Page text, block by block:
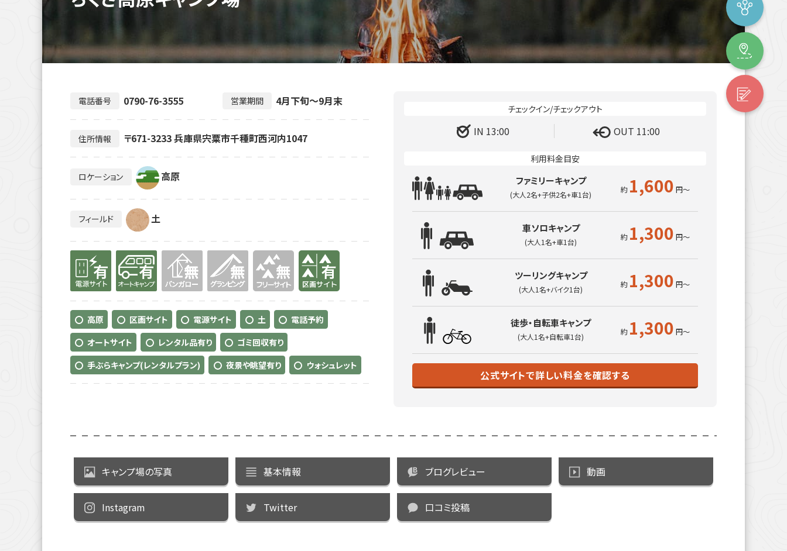
電話番号 0790-76-3555 営業期間 4月下旬～9月末
住所情報 〒671-3233 兵庫県宍粟市千種町西河内1047
ロケーション 高原
フィールド 土
有り 有り 有り
高原 区画サイト 電源サイト 土
電話予約
オートサイト
レンタル品有り
ゴミ回収有り
手ぶらキャンプ(レンタルプラン)
夜景や眺望有り ウォシュレット
IN 13:00 OUT 11:00
ファミリーキャンプ
(大人2名+子供2名+車1台) 1,600
車ソロキャンプ
(大人1名+車1台) 1,300
ツーリングキャンプ
(大人1名+バイク1台) 1,300
徒歩・自転車キャンプ
(大人1名+自転車1台) 1,300
公式サイトで詳しい料金を確認する
キャンプ場の写真 基本情報 ブログレビュー 動画
Instagram Twitter 口コミ投稿